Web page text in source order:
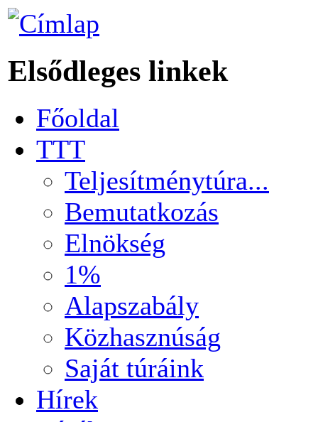
Elsődleges linkek
Főoldal
TTT
Teljesítménytúra...
Bemutatkozás
Elnökség
1%
Alapszabály
Közhasznúság
Saját túráink
Hírek